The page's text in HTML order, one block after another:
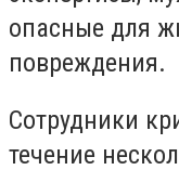
опасные для
повреждения.
Сотрудники
течение